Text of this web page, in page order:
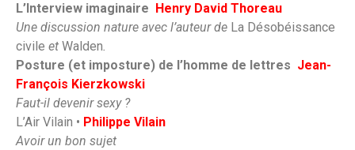
L’Interview imaginaire
Henry David Thoreau
Une discussion nature avec l’auteur de La Désobéissance
civile et Walden.
Posture (et imposture) de l’homme de lettres Jean-
François Kierzkowski
Faut-il devenir sexy ?
L’Air Vilain • Philippe Vilain
Avoir un bon sujet